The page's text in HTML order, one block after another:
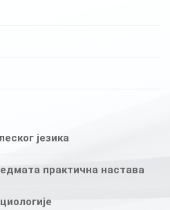
језика
практична настава